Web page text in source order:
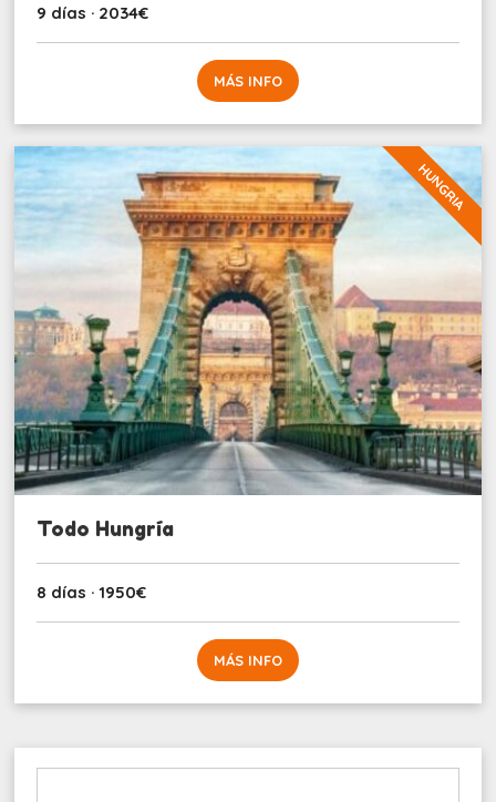
9 días · 2034€
MÁS INFO
HUNGRIA
Todo Hungría
8 días · 1950€
MÁS INFO